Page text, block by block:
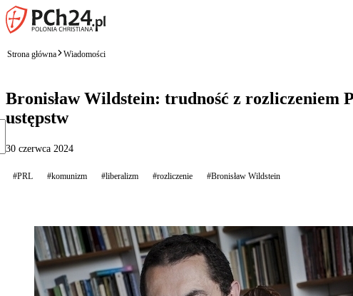
Strona główna Wiadomości
Bronisław Wildstein: trudność z rozliczeniem
ustępstw
30 czerwca 2024
#PRL #komunizm #liberalizm #rozliczenie #Bronisław Wildstein